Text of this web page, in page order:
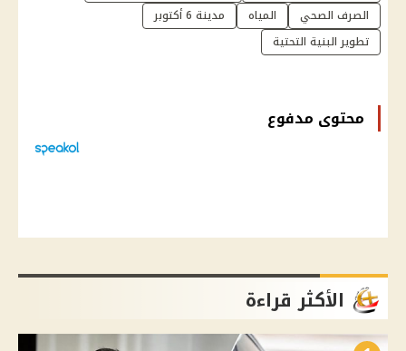
الصرف الصحي
المياه
مدينة 6 أكتوبر
تطوير البنية التحتية
محتوى مدفوع
الأكثر قراءة